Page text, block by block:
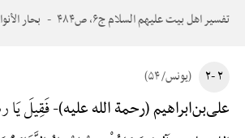
تفسیر اهل بیت علیهم السلام ج۶، ص۴۸۴ بحار الأنوار، ج۸،
۲ -۲ (یونس/ ۵۴)
علی‌بن‌ابراهیم (رحمة الله علیه)-فَقِیلَ